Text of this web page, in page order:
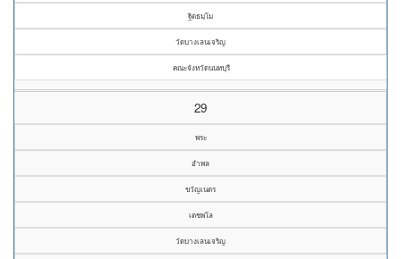
ฐิตธมฺโม
วัดบางเลนเจริญ
คณะจังหวัดนนทบุรี
29
พระ
อำพล
ขวัญเนตร
เตชพโล
วัดบางเลนเจริญ